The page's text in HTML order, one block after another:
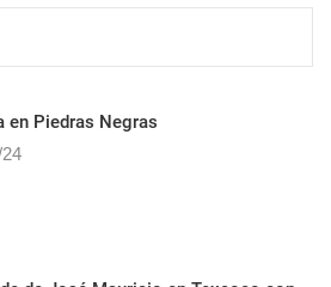
en Piedras Negras